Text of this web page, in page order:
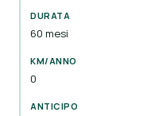
60 mesi
0